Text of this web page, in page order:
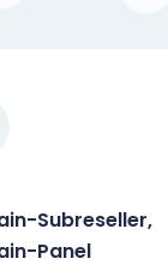
Subreseller,
Panel